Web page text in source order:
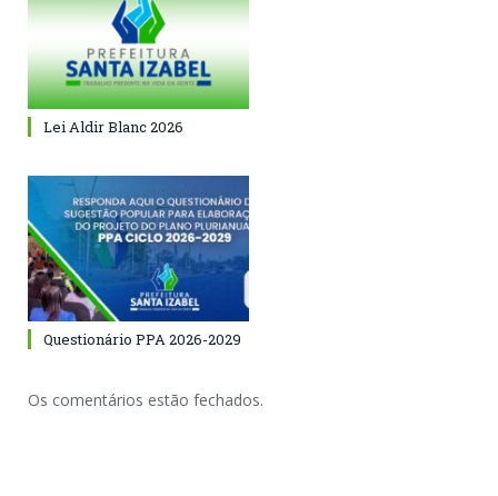
Lei Aldir Blanc 2026
Questionário PPA 2026-2029
Os comentários estão fechados.